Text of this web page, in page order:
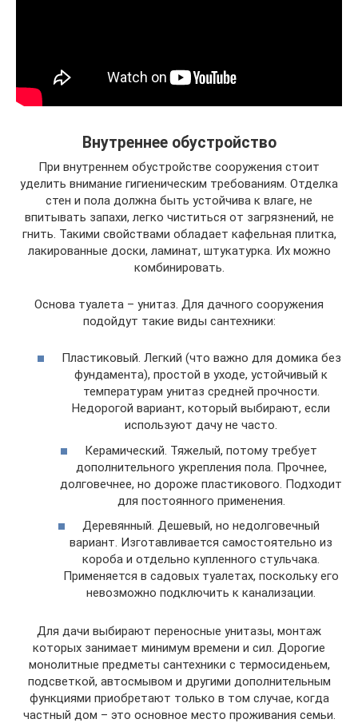
Внутреннее обустройство
При внутреннем обустройстве сооружения стоит
уделить внимание гигиеническим требованиям. Отделка
стен и пола должна быть устойчива к влаге, не
впитывать запахи, легко чиститься от загрязнений, не
гнить. Такими свойствами обладает кафельная плитка,
лакированные доски, ламинат, штукатурка. Их можно
комбинировать.
Основа туалета – унитаз. Для дачного сооружения
подойдут такие виды сантехники:
Пластиковый. Легкий (что важно для домика без
фундамента), простой в уходе, устойчивый к
температурам унитаз средней прочности.
Недорогой вариант, который выбирают, если
используют дачу не часто.
Керамический. Тяжелый, потому требует
дополнительного укрепления пола. Прочнее,
долговечнее, но дороже пластикового. Подходит
для постоянного применения.
Деревянный. Дешевый, но недолговечный
вариант. Изготавливается самостоятельно из
короба и отдельно купленного стульчака.
Применяется в садовых туалетах, поскольку его
невозможно подключить к канализации.
Для дачи выбирают переносные унитазы, монтаж
которых занимает минимум времени и сил. Дорогие
монолитные предметы сантехники с термосиденьем,
подсветкой, автосмывом и другими дополнительным
функциями приобретают только в том случае, когда
частный дом – это основное место проживания семьи.